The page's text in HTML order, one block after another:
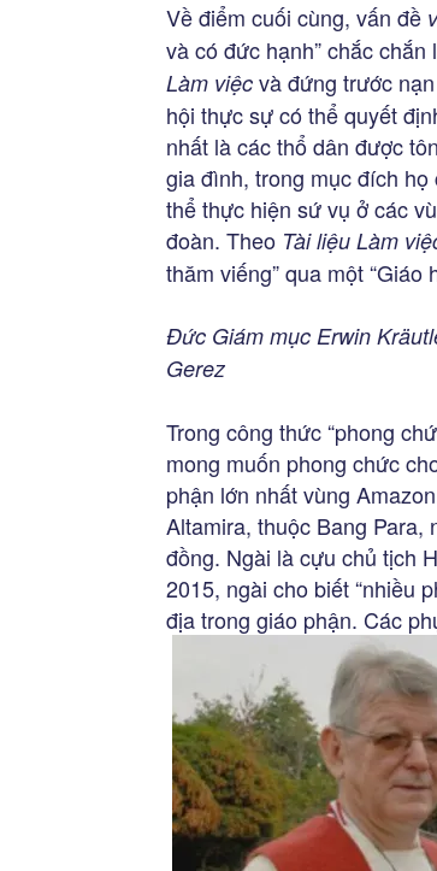
Về điểm cuối cùng, vấn đề
và có đức hạnh” chắc
Làm việc và đứng trước
hội thực sự có thể quyết
nhất là các thổ dân được
gia đình, trong mục đích
thể thực hiện sứ vụ ở các
đoàn. Theo Tài liệu Làm
thăm viếng” qua một “Giáo
Đức Giám mục Erwin
Gerez
Trong công thức “phong
mong muốn phong chức
phận lớn nhất vùng
Altamira, thuộc Bang
đồng. Ngài là cựu chủ tịch
2015, ngài cho biết “nhiều
địa trong giáo phận. Các